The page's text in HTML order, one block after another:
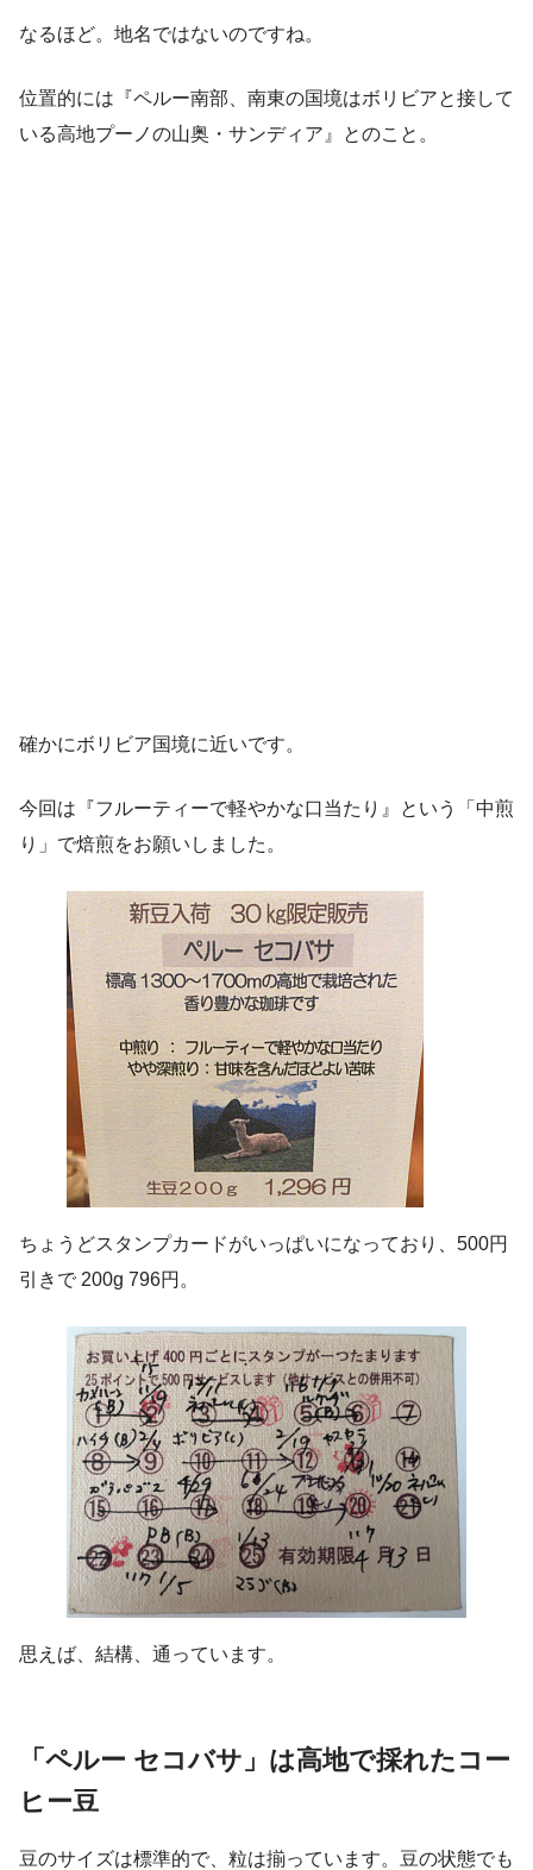
なるほど。地名ではないのですね。
位置的には『ペルー南部、南東の国境はボリビアと接して
いる高地プーノの山奥・サンディア』とのこと。
確かにボリビア国境に近いです。
今回は『フルーティーで軽やかな口当たり』という「中煎
り」で焙煎をお願いしました。
ちょうどスタンプカードがいっぱいになっており、500円
引きで 200g 796円。
思えば、結構、通っています。
「ペルー セコバサ」は高地で採れたコー
ヒー豆
豆のサイズは標準的で、粒は揃っています。豆の状態でも